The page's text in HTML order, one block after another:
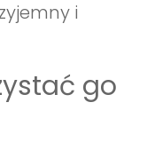
i
go